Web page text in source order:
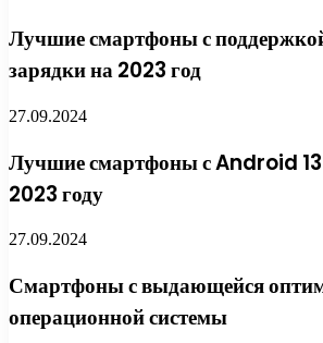
Лучшие смартфоны с
зарядки на 2023 год
27.09.2024
Лучшие смартфоны с Android
2023 году
27.09.2024
Смартфоны с выдающейся
операционной системы